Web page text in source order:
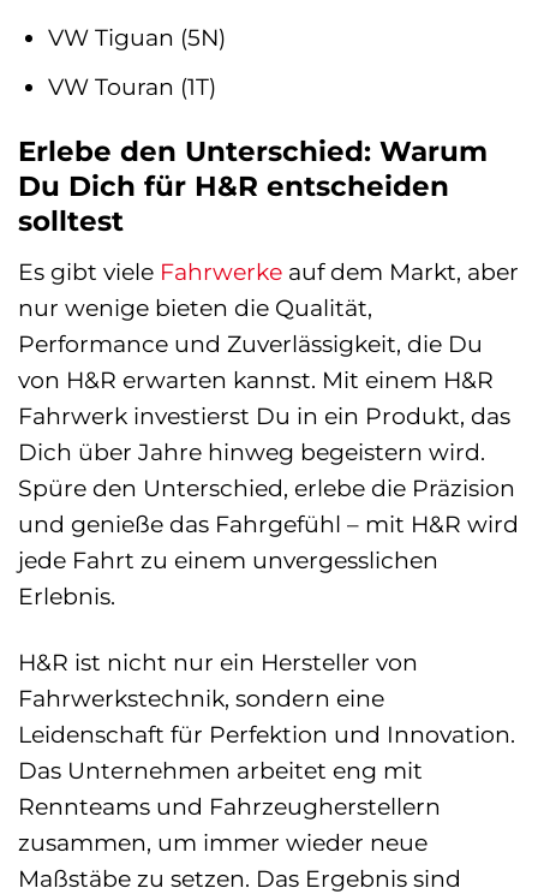
VW Tiguan (5N)
VW Touran (1T)
Erlebe den Unterschied: Warum
Du Dich für H&R entscheiden
solltest
Es gibt viele Fahrwerke auf dem Markt, aber
nur wenige bieten die Qualität,
Performance und Zuverlässigkeit, die Du
von H&R erwarten kannst. Mit einem H&R
Fahrwerk investierst Du in ein Produkt, das
Dich über Jahre hinweg begeistern wird.
Spüre den Unterschied, erlebe die Präzision
und genieße das Fahrgefühl – mit H&R wird
jede Fahrt zu einem unvergesslichen
Erlebnis.
H&R ist nicht nur ein Hersteller von
Fahrwerkstechnik, sondern eine
Leidenschaft für Perfektion und Innovation.
Das Unternehmen arbeitet eng mit
Rennteams und Fahrzeugherstellern
zusammen, um immer wieder neue
Maßstäbe zu setzen. Das Ergebnis sind